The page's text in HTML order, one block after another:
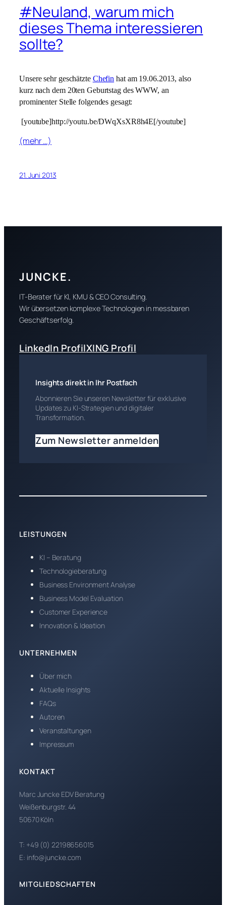
#Neuland, warum mich
dieses Thema interessieren
sollte?
Unsere sehr geschätzte Chefin hat am 19.06.2013, also
kurz nach dem 20ten Geburtstag des WWW, an
prominenter Stelle folgendes gesagt:
[youtube]http://youtu.be/DWqXsXR8h4E[/youtube]
(mehr …)
21. Juni 2013
JUNCKE.
IT-Berater für KI, KMU & CEO Consulting.
Wir übersetzen komplexe Technologien in messbaren
Geschäftserfolg.
LinkedIn ProfilXING Profil
Insights direkt in Ihr Postfach
Abonnieren Sie unseren Newsletter für exklusive
Updates zu KI-Strategien und digitaler
Transformation.
Zum Newsletter anmelden
LEISTUNGEN
KI – Beratung
Technologieberatung
Business Environment Analyse
Business Model Evaluation
Customer Experience
Innovation & Ideation
UNTERNEHMEN
Über mich
Aktuelle Insights
FAQs
Autoren
Veranstaltungen
Impressum
KONTAKT
Marc Juncke EDV Beratung
Weißenburgstr. 44
50670 Köln
T: +49 (0) 22198656015
E: info@juncke.com
MITGLIEDSCHAFTEN